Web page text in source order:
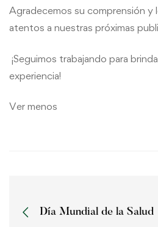
Agradecemos su comprensión y
atentos a nuestras próximas
¡Seguimos trabajando para
experiencia!
Ver menos
Día Mundial de la Salud